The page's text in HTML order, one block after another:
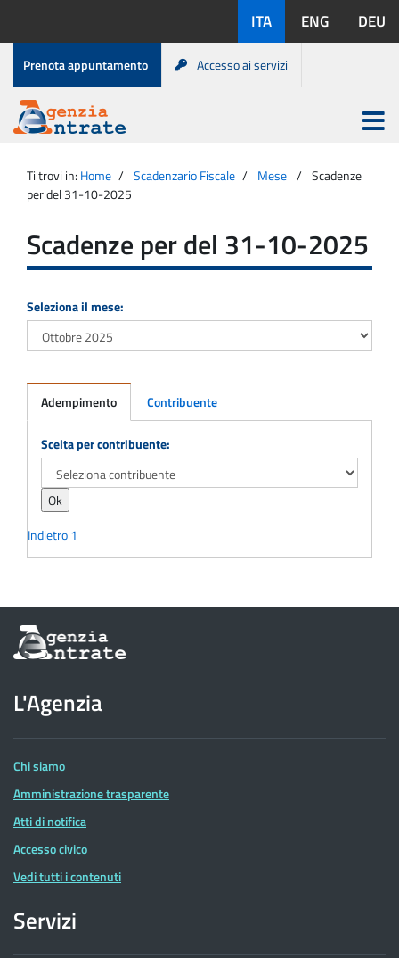
contenuto
disponibili:
ITA ENG DEU
Menu
di
servizio
Prenota appuntamento Accesso ai servizi
Agenzia
Entrate
Apri
menu
principale
Ti trovi in: Home Scadenzario Fiscale Mese
Scadenze
per del 31-10-2025
Scadenze per del 31-10-2025
Seleziona il mese:
Adempimento Contribuente
Adempimento
Scelta per contribuente:
Indietro1
Informazioni
sul
dell'Agenzia
delle
Entrate
L'Agenzia
Chi siamo
Amministrazione trasparente
Atti di notifica
Accesso civico
Vedi tutti i contenuti
Servizi